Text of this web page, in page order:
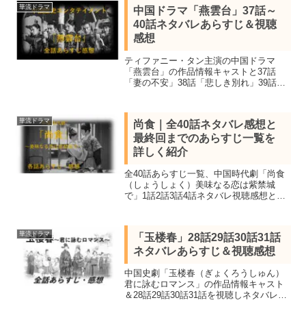
華流ドラマ
中国ドラマ「燕雲台」37話～
40話ネタバレあらすじ＆視聴
感想
ティファニー・タン主演の中国ドラマ
「燕雲台」の作品情報キャストと37話
「妻の不安」38話「悲しき別れ」39話
中国史上初の征服王朝・遼の皇后蕭燕燕
の壮絶な人生を描いた歴史超大作。
華流ドラマ
尚食｜全40話ネタバレ感想と
最終回までのあらすじ一覧を
詳しく紹介
全40話あらすじ一覧、中国時代劇「尚食
（しょうしょく）美味なる恋は紫禁城
で」1話2話3話4話ネタバレ視聴感想と作
日で再生数1億超えした尚食局の女官と朱
瞻基の恋ロマンス
華流ドラマ
「玉楼春」28話29話30話31話
ネタバレあらすじ＆視聴感想
中国史劇「玉楼春（ぎょくろうしゅん）
君に詠むロマンス」の作品情報キャスト
＆28話29話30話31話を視聴しネタバレあ